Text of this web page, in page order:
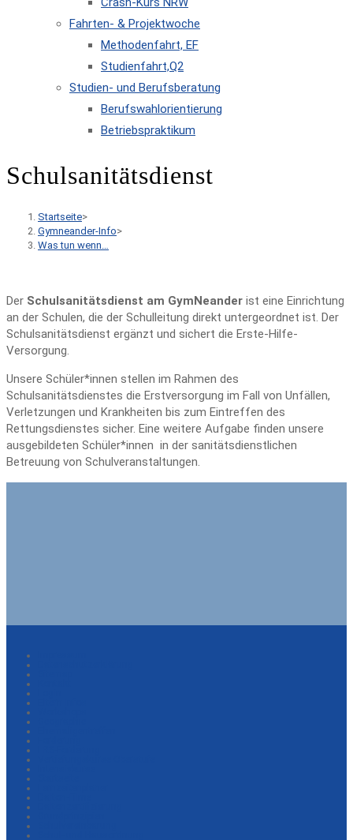
Fahrten- & Projektwoche
Methodenfahrt, EF
Studienfahrt,Q2
Studien- und Berufsberatung
Berufswahlorientierung
Betriebspraktikum
Schulsanitätsdienst
Startseite>
Gymneander-Info>
Was tun wenn…
Der Schulsanitätsdienst am GymNeander ist eine Einrichtung
an der Schulen, die der Schulleitung direkt untergeordnet ist. Der
Schulsanitätsdienst ergänzt und sichert die Erste-Hilfe-
Versorgung.
Unsere Schüler*innen stellen im Rahmen des
Schulsanitätsdienstes die Erstversorgung im Fall von Unfällen,
Verletzungen und Krankheiten bis zum Eintreffen des
Rettungsdienstes sicher. Eine weitere Aufgabe finden unsere
ausgebildeten Schüler*innen in der sanitätsdienstlichen
Betreuung von Schulveranstaltungen.